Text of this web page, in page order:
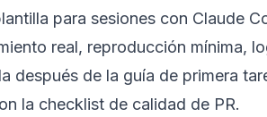
para sesiones con Claude
real, reproducción mínima,
después de la guía de primera
la checklist de calidad de PR.